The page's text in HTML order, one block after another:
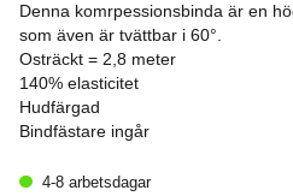
Denna komrpessionsbinda är en
som även är tvättbar i 60°.
Osträckt = 2,8 meter
140% elasticitet
Hudfärgad
Bindfästare ingår
4-8 arbetsdagar